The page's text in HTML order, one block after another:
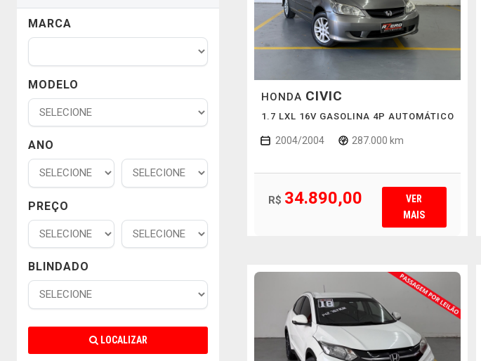
MARCA
MODELO
ANO
PREÇO
BLINDADO
LOCALIZAR
HONDA CIVIC
1.7 LXL 16V GASOLINA 4P AUTOMÁTICO
2004/2004 287.000 km
R$ 34.890,00
VER
MAIS